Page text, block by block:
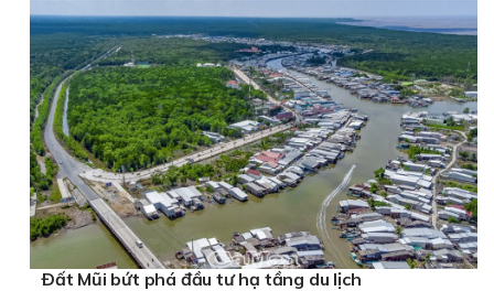
Ðất Mũi bứt phá đầu tư hạ tầng du lịch